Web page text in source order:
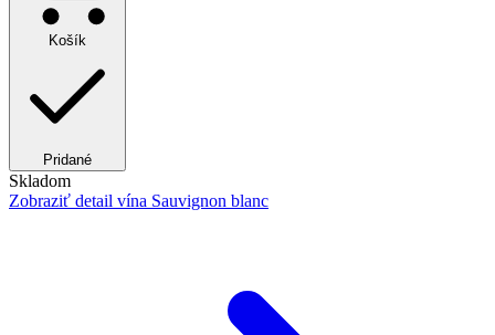
Košík
Pridané
Skladom
Zobraziť detail vína Sauvignon blanc